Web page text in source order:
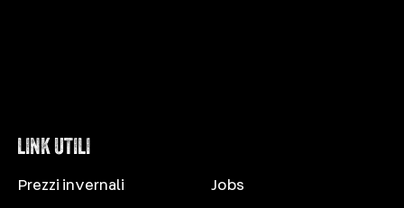
LINK UTILI
Prezzi invernali Jobs